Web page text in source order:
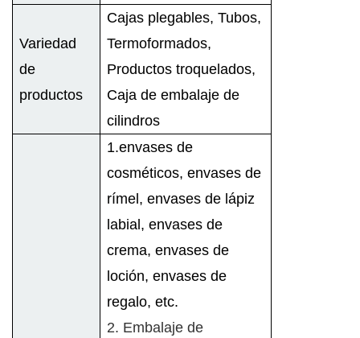
Variedad
de
productos
Cajas plegables, Tubos,
Termoformados,
Productos troquelados,
Caja de embalaje de
cilindros
1.envases de
cosméticos, envases de
rímel, envases de lápiz
labial, envases de
crema, envases de
loción, envases de
regalo, etc.
2. Embalaje de